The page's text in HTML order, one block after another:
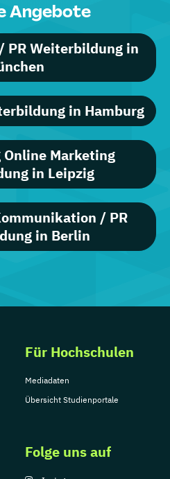
(SEA)
Angebote
PR Weiterbildung in
in Hamburg
Online Marketing
in Leipzig
/ PR
in Berlin
Für Hochschulen
Mediadaten
Übersicht Studienportale
Folge uns auf